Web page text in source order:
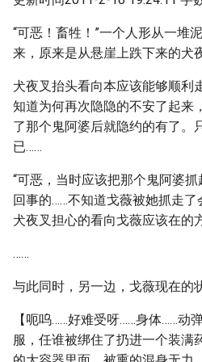
“可恶！畜牲！”一个人形从一堆
来，原来是从悬崖上跌下来的犬
犬夜叉抬头看向本应该能够顺利
知道为何再次隐隐的不安了起来
了那个鬼阿婆后就隐约的有了。
已……
“可恶，当时应该把那个鬼阿婆
回事的……不知道戈薇被她抓走了
犬夜叉担心的看向戈薇应该在的
……
与此同时，另一边，戈薇现在的
【呃呜……好难受呀……身体……动
服，任谁被绑住了扔进一个装满